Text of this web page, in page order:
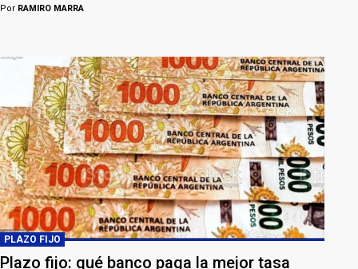
Por RAMIRO MARRA
PLAZO FIJO
Plazo fijo: qué banco paga la mejor tasa